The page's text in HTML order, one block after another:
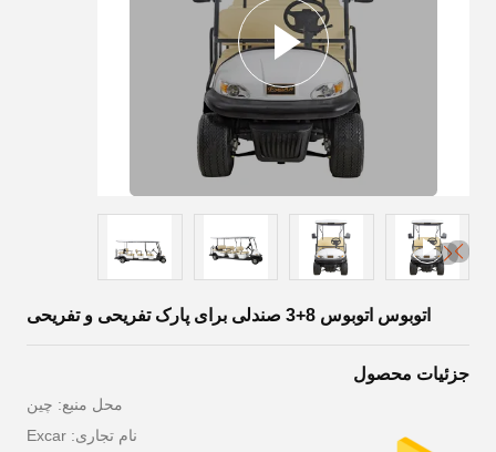
اتوبوس اتوبوس 8+3 صندلی برای پارک تفریحی و تفریحی
جزئیات محصول
محل منبع: چین
نام تجاری: Excar